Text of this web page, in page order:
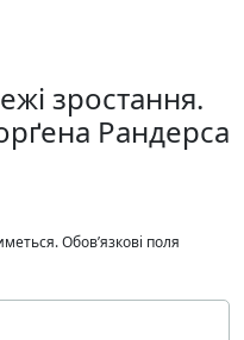
зростання.
Рандерса
Обов’язкові поля